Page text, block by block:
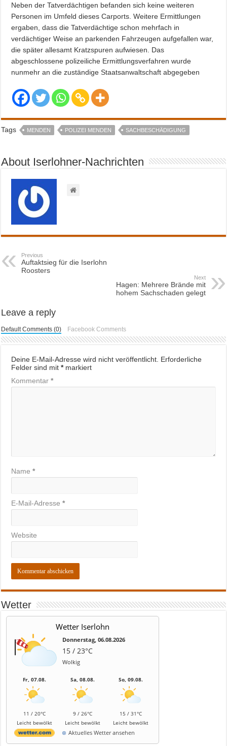
Neben der Tatverdächtigen befanden sich keine weiteren
Personen im Umfeld dieses Carports. Weitere Ermittlungen
ergaben, dass die Tatverdächtige schon mehrfach in
verdächtiger Weise an parkenden Fahrzeugen aufgefallen war,
die später allesamt Kratzspuren aufwiesen. Das
abgeschlossene polizeiliche Ermittlungsverfahren wurde
nunmehr an die zuständige Staatsanwaltschaft abgegeben
Tags MENDEN POLIZEI MENDEN SACHBESCHÄDIGUNG
About Iserlohner-Nachrichten
Previous
Auftaktsieg für die Iserlohn
Roosters
Next
Hagen: Mehrere Brände mit
hohem Sachschaden gelegt
Leave a reply
Default Comments (0) Facebook Comments
Deine E-Mail-Adresse wird nicht veröffentlicht. Erforderliche
Felder sind mit*markiert
Kommentar*
Name*
E-Mail-Adresse*
Website
Wetter
Wetter Iserlohn
Donnerstag, 06.08.2026
15 / 23°C
Wolkig
Fr, 07.08.
11 / 20°C
Leicht bewölkt
Sa, 08.08.
9 / 26°C
Leicht bewölkt
So, 09.08.
15 / 31°C
Leicht bewölkt
Aktuelles Wetter ansehen